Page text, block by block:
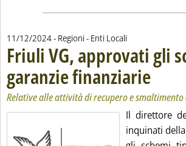
11/12/2024- Regioni - Enti Locali
Friuli VG, approvati gli
garanzie finanziarie ..
Relative alle attività di recupero e
Il direttore
inquinati